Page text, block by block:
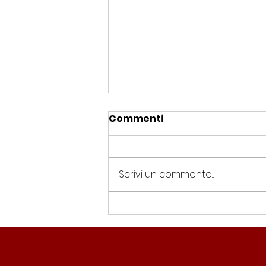
Spin Time, Colucci: “Non
solo occupazione: 400
Commenti
Scrivi un commento...